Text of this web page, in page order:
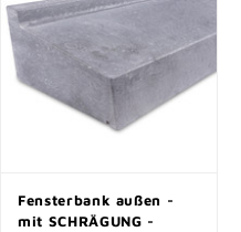
Fensterbank außen -
mit SCHRÄGUNG -